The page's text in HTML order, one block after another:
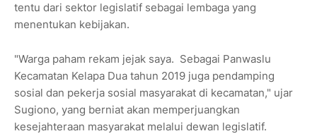
tentu dari sektor legislatif sebagai lembaga yang
menentukan kebijakan.
"Warga paham rekam jejak saya. Sebagai Panwaslu
Kecamatan Kelapa Dua tahun 2019 juga pendamping
sosial dan pekerja sosial masyarakat di kecamatan," ujar
Sugiono, yang berniat akan memperjuangkan
kesejahteraan masyarakat melalui dewan legislatif.